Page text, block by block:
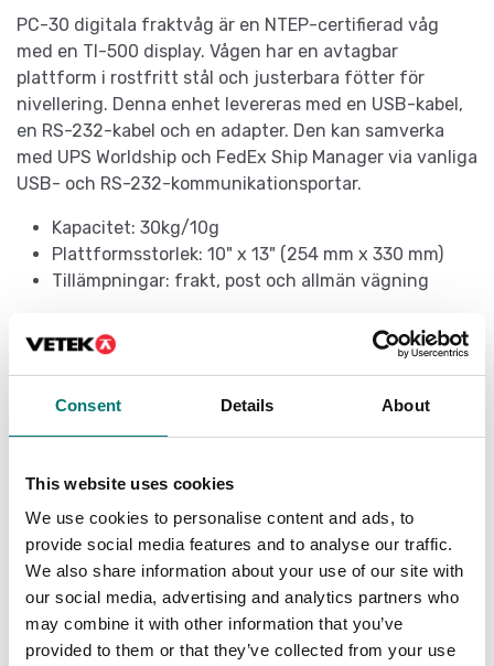
Consent Details About
This website uses cookies
We use cookies to personalise content and ads, to
provide social media features and to analyse our traffic.
We also share information about your use of our site with
our social media, advertising and analytics partners who
may combine it with other information that you’ve
provided to them or that they’ve collected from your use
PC-30 digitala fraktvåg är en NTEP-certifierad våg
med en TI-500 display. Vågen har en avtagbar
plattform i rostfritt stål och justerbara fötter för
nivellering. Denna enhet levereras med en USB-kabel,
en RS-232-kabel och en adapter. Den kan samverka
med UPS Worldship och FedEx Ship Manager via vanliga
USB- och RS-232-kommunikationsportar.
Kapacitet: 30kg/10g
Plattformsstorlek: 10" x 13" (254 mm x 330 mm)
Tillämpningar: frakt, post och allmän vägning
Specifikationer
Kapacitet (kg): 30 kg
Gradering (g):
Vågplatta bredd (mm): 254 mm
Vågplatta längd (mm): 330 mm
Avsedd för: Professionellt bruk
Display: Lös